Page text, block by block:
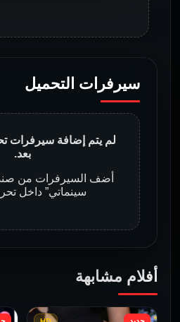
سيرفرات التحميل
لم يتم إضافة سيرفرات
بعد.
أضف السيرفرات من
سينماتي” داخل
أفلام مشابهة